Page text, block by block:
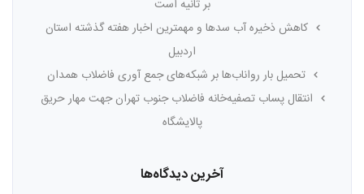
بر ثانیه است
کاهش ذخیره آب سدها و مهمترین اخبار هفته گذشته استان
اردبیل
تحمیل بار رواناب‌ها بر شبکه‌های جمع آوری فاضلاب همدان
انتقال پساب تصفیه‌خانه فاضلاب جنوب تهران جهت مهار حریق
پالایشگاه
آخرین دیدگاه‌ها